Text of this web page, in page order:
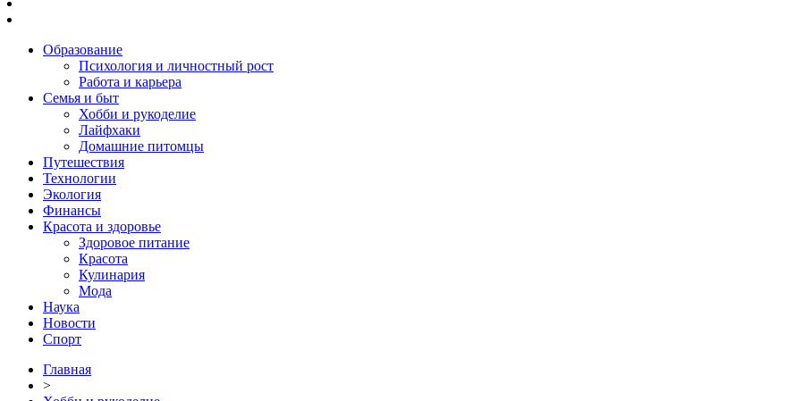
Образование
Психология и личностный рост
Работа и карьера
Семья и быт
Хобби и рукоделие
Лайфхаки
Домашние питомцы
Путешествия
Технологии
Экология
Финансы
Красота и здоровье
Здоровое питание
Красота
Кулинария
Мода
Наука
Новости
Спорт
Главная
>